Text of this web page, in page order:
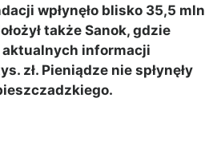
wpłynęło blisko 35,5 mln
także Sanok, gdzie
aktualnych informacji
zł. Pieniądze nie spłynęły